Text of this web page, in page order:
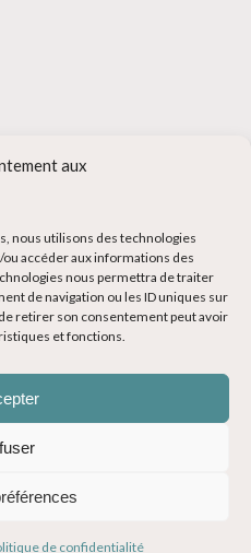
aux
nous utilisons des technologies
accéder aux informations des
nous permettra de traiter
de navigation ou les ID uniques sur
retirer son consentement peut avoir
et fonctions.
de confidentialité
Blog Voyage - Tous